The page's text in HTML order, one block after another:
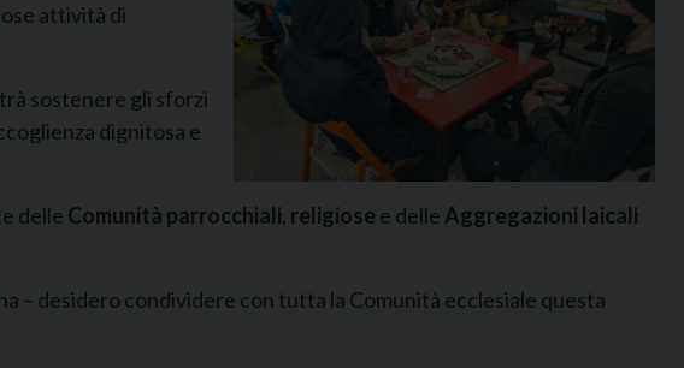
attività di
sostenere gli sforzi
dignitosa e
delle Comunità parrocchiali, religiose e delle Aggregazioni laicali
– desidero condividere con tutta la Comunità ecclesiale questa